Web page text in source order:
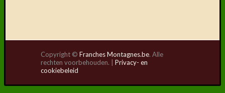
Copyright © Franches Montagnes.be. Alle
rechten voorbehouden. | Privacy- en
cookiebeleid